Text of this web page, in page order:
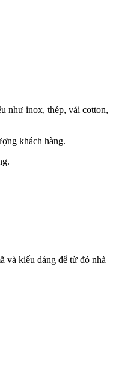
như inox, thép, vải cotton,
khách hàng.
và kiểu dáng để từ đó nhà